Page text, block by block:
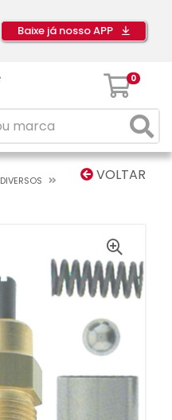
Baixe já nosso APP
0
VOLTAR
DIVERSOS